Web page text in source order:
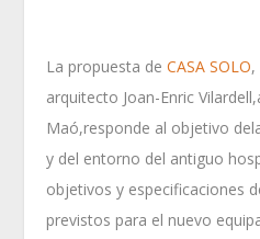
La propuesta deCASA SOLO,
arquitecto Joan-Enric
Maó,responde al objetivo
y del entorno del antiguo
objetivos y especificaciones
previstos para el nuevo